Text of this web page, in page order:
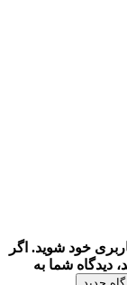
خود شوید. اگر
دیدگاه شما به